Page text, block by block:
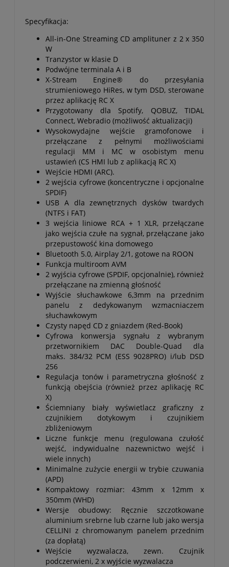
Specyfikacja:
All-in-One Streaming CD amplituner z 2 x 350
W
Tranzystor w klasie D
Podwójne terminala A i B
X-Stream Engine® do przesyłania
strumieniowego HiRes, w tym DSD, sterowane
przez aplikację RC X
Przygotowany dla Spotify, QOBUZ, TIDAL
Connect, Webradio (możliwość aktualizacji)
Wysokowydajne wejście gramofonowe i
przełączane z pełnymi możliwościami
regulacji MM i MC w osobistym menu
ustawień (CS HMI lub z aplikacją RC X)
Wejście HDMI (ARC).
2 wejścia cyfrowe (koncentryczne i opcjonalne
SPDIF)
USB A dla zewnętrznych dysków twardych
(NTFS i FAT)
3 wejścia liniowe RCA + 1 XLR, przełączane
jako wejścia czułe na sygnał, przełączane jako
przepustowość kina domowego
Bluetooth 5.0, Airplay 2/1, gotowe na ROON
Funkcja multiroom AVM
2 wyjścia cyfrowe (SPDIF, opcjonalnie), również
przełączane na zmienną głośność
Wyjście słuchawkowe 6,3mm na przednim
panelu z dedykowanym wzmacniaczem
słuchawkowym
Czysty napęd CD z gniazdem (Red-Book)
Cyfrowa konwersja sygnału z wybranym
przetwornikiem DAC Double-Quad dla
maks. 384/32 PCM (ESS 9028PRO) i/lub DSD
256
Regulacja tonów i parametryczna głośność z
funkcją obejścia (również przez aplikację RC
X)
Ściemniany biały wyświetlacz graficzny z
czujnikiem dotykowym i czujnikiem
zbliżeniowym
Liczne funkcje menu (regulowana czułość
wejść, indywidualne nazewnictwo wejść i
wiele innych)
Minimalne zużycie energii w trybie czuwania
(APD)
Kompaktowy rozmiar: 43mm x 12mm x
350mm (WHD)
Wersje obudowy: Ręcznie szczotkowane
aluminium srebrne lub czarne lub jako wersja
CELLINI z chromowanym panelem przednim
(za dopłatą)
Wejście wyzwalacza, zewn. Czujnik
podczerwieni, 2 x wyjście wyzwalacza